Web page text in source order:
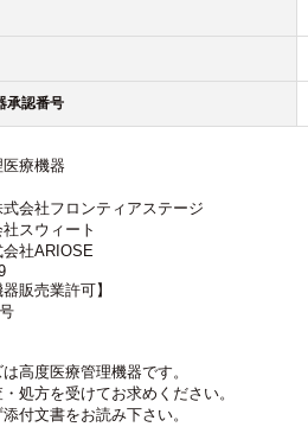
承認番号
医療機器
式会社フロンティアステージ
社スウィート
会社ARIOSE
販売業許可】
高度医療管理機器です。
処方を受けてお求めください。
付文書をお読み下さい。